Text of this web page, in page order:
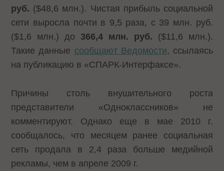
руб. ($48,6 млн.). Чистая прибыль социальной
сети выросла почти в 9,5 раза, с 39 млн. руб.
($1,6 млн.) до 366,4 млн. руб. ($11,6 млн.).
Такие данные сообщают Ведомости, ссылаясь
на публикацию в «СПАРК-Интерфаксе».
Причины столь внушительного роста
представители «Одноклассников» не
комментируют. Однако еще в мае 2010 г.
сообщалось, что месяцем ранее социальная
сеть продала в 2,4 раза больше медийной
рекламы, чем в апреле 2009 г.